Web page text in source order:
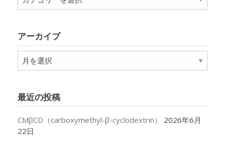
テ
ー
アーカイブ
ア
ー
ブ
最近の投稿
CMβCD（carboxymethyl-β-cyclodextrin）
2026年6月
22日